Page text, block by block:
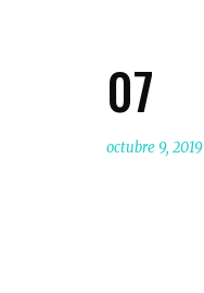
07
octubre 9, 2019